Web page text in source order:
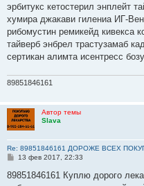
щ
е
и
е
эрбитукс кетостерил энплейт
хумира джакави гилениа ИГ-
рибомустин ремикейд кивекса
тайверб энбрел трастузамаб
сертикан алимта исентресс
89851846161
Автор темы
Slava
Re: 89851846161 ДОРОЖЕ ВСЕХ
С
о
13 фев 2017, 22:33
89851846161 Куплю дорого